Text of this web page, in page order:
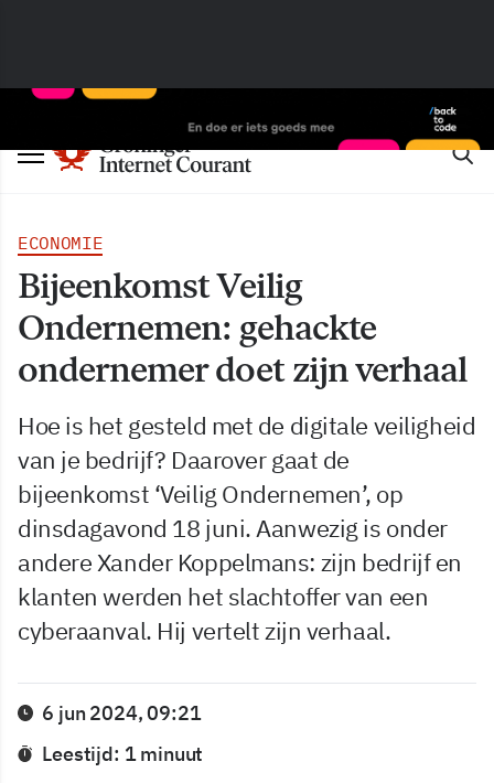
ECONOMIE
Bijeenkomst Veilig
Ondernemen: gehackte
ondernemer doet zijn verhaal
Hoe is het gesteld met de digitale veiligheid
van je bedrijf? Daarover gaat de
bijeenkomst ‘Veilig Ondernemen’, op
dinsdagavond 18 juni. Aanwezig is onder
andere Xander Koppelmans: zijn bedrijf en
klanten werden het slachtoffer van een
cyberaanval. Hij vertelt zijn verhaal.
6 jun 2024, 09:21
Leestijd: 1 minuut